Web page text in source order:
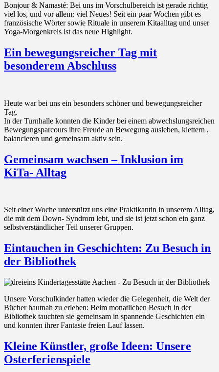
Bonjour & Namasté: Bei uns im Vorschulbereich ist gerade richtig
viel los, und vor allem: viel Neues! Seit ein paar Wochen gibt es
französische Wörter sowie Rituale in unserem Kitaalltag und unser
Yoga-Morgenkreis ist das neue Highlight.
Ein bewegungsreicher Tag mit
besonderem Abschluss
Heute war bei uns ein besonders schöner und bewegungsreicher
Tag.
In der Turnhalle konnten die Kinder bei einem abwechslungsreichen
Bewegungsparcours ihre Freude an Bewegung ausleben, klettern ,
balancieren und gemeinsam aktiv sein.
Gemeinsam wachsen – Inklusion im
KiTa- Alltag
Seit einer Woche unterstützt uns eine Praktikantin in unserem Alltag,
die mit dem Down- Syndrom lebt, und sie ist jetzt schon ein ganz
selbstverständlicher Teil unserer Gruppen.
Eintauchen in Geschichten: Zu Besuch in
der Bibliothek
Unsere Vorschulkinder hatten wieder die Gelegenheit, die Welt der
Bücher hautnah zu erleben: Beim monatlichen Besuch in der
Bibliothek tauchten sie gemeinsam in spannende Geschichten ein
und konnten ihrer Fantasie freien Lauf lassen.
Kleine Künstler, große Ideen: Unsere
Osterferienspiele